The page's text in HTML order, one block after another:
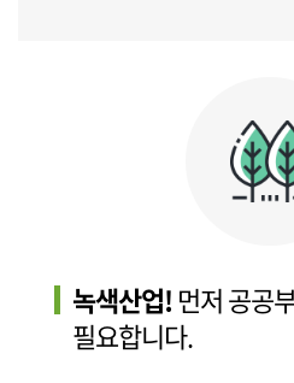
녹색산업! 먼저 공공
필요합니다.